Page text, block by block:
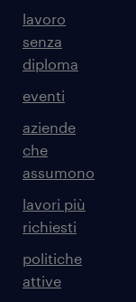
lavoro
senza
diploma
eventi
aziende
che
assumono
lavori più
richiesti
politiche
attive